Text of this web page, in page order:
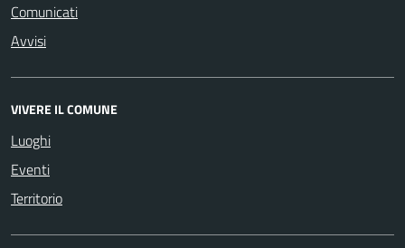
Comunicati
Avvisi
VIVERE IL COMUNE
Luoghi
Eventi
Territorio